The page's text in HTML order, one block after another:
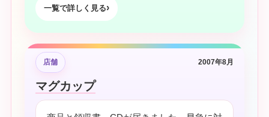
一覧で詳しく見る
店舗 2007年8月
マグカップ